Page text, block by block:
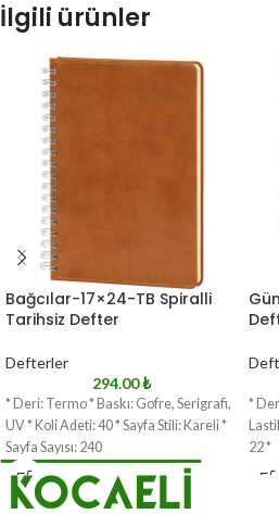
İlgili ürünler
Bağcılar-17×24-TB Spiralli
Tarihsiz Defter
Defterler
294.00₺
* Deri: Termo * Baskı: Gofre, Serigrafi,
UV * Koli Adeti: 40 * Sayfa Stili: Kareli *
Sayfa Sayısı: 240
*
22 *